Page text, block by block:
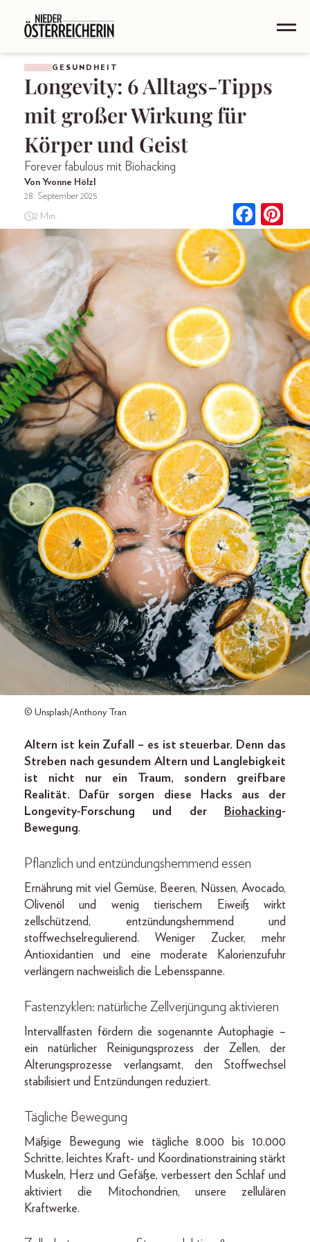
GESUNDHEIT
Longevity: 6 Alltags-Tipps
mit großer Wirkung für
Körper und Geist
Forever fabulous mit Biohacking
Von Yvonne Hölzl
28. September 2025
2 Min.
© Unsplash/Anthony Tran
Altern ist kein Zufall – es ist steuerbar. Denn das
Streben nach gesundem ­Altern und Langlebigkeit
ist nicht
nur ein Traum, sondern greifbare
Realität. Dafür sorgen diese Hacks aus der
­Longevity-Forschung und der Biohacking-
Bewegung.
Pflanzlich und entzündungs­hemmend essen
Ernährung mit viel Gemüse, Beeren, Nüssen, Avocado,
Olivenöl und wenig tierischem Eiweiß wirkt
zellschützend, entzündungshemmend und
stoffwechsel­regulierend. Weniger Zucker, mehr
Anti­oxidantien und eine moderate Kalorienzufuhr
verlängern nachweislich die Lebensspanne.
Fastenzyklen: natürliche Zell­verjüngung aktivieren
Intervallfasten fördern die sogenannte Autophagie –
ein natürlicher Reinigungsprozess der Zellen, der
Alterungsprozesse verlangsamt, den Stoffwechsel
stabilisiert und Entzündungen reduziert.
Tägliche Bewegung
Mäßige Bewegung wie tägliche 8.000 bis 10.000
Schritte, leichtes Kraft- und Koordinationstraining stärkt
Muskeln, Herz und Gefäße, verbessert den Schlaf und
aktiviert die Mitochondrien, unsere zellulären
Kraftwerke.